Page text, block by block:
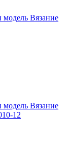
Вязание
Вязание
12